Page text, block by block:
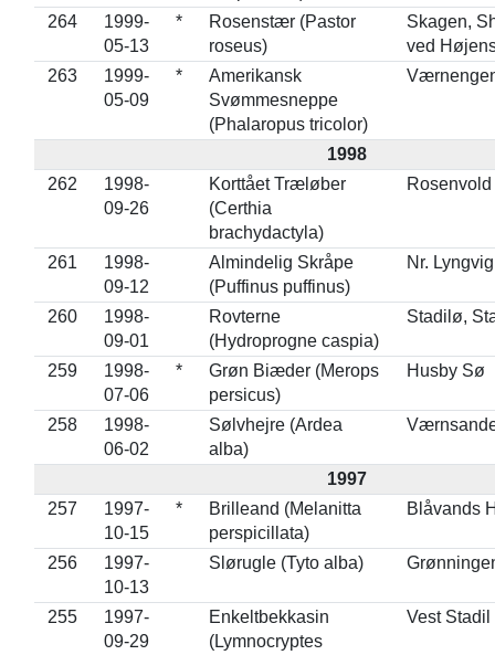
264
1999-
05-13
*
Rosenstær (Pastor
roseus)
Skagen,
ved
263
1999-
05-09
*
Amerikansk
Svømmesneppe
(Phalaropus tricolor)
1998
262
1998-
09-26
Korttået Træløber
(Certhia
brachydactyla)
Rosenvold
261
1998-
09-12
Almindelig Skråpe
(Puffinus puffinus)
Nr. Lyngvig
260
1998-
09-01
Rovterne
(Hydroprogne caspia)
Stadilø,
259
1998-
07-06
*
Grøn Biæder (Merops
persicus)
Husby Sø
258
1998-
06-02
Sølvhejre (Ardea
alba)
1997
257
1997-
10-15
*
Brilleand (Melanitta
perspicillata)
Blåvands
256
1997-
10-13
Slørugle (Tyto alba)
255
1997-
09-29
Enkeltbekkasin
(Lymnocryptes
Vest Stadil